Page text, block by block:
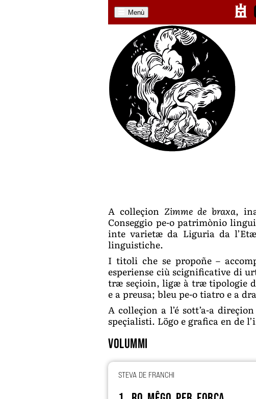
Menù
A colleçion Zimme de braxa,
Conseggio pe-o patrimònio
inte varietæ da Liguria da
linguistiche.
I titoli che se propoñe –
esperiense ciù scignificative di
træ seçioin, ligæ à træ tipologie
e a preusa; bleu pe-o tiatro e a
A colleçion a l’é sott’a-a
speçialisti. Lögo e grafica en de
Volummi
STEVA DE FRANCHI